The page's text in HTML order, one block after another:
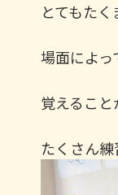
とてもた
場面によ
覚えるこ
たくさん